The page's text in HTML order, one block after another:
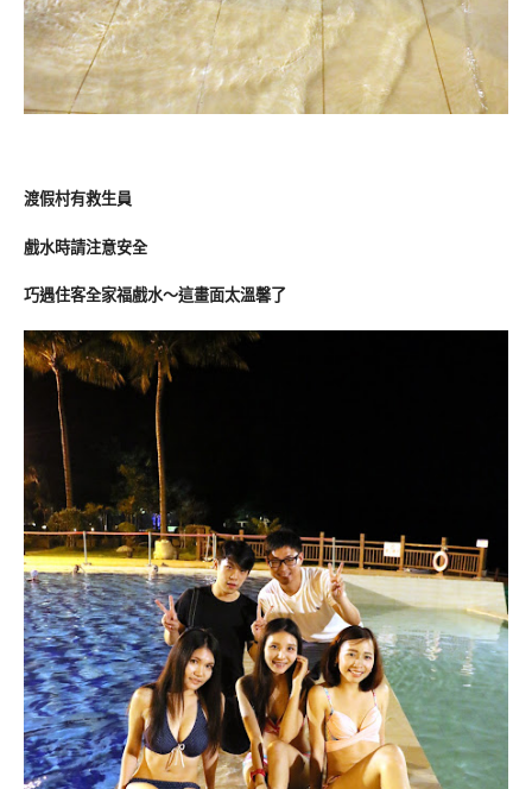
渡假村有救生員
戲水時請注意安全
巧遇住客全家福戲水～這畫面太溫馨了